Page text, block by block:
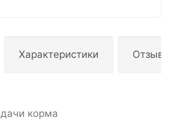
Характеристики Отзывы
корма